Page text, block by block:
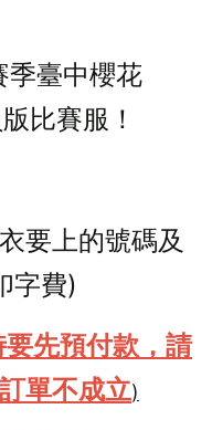
臺中櫻花
比賽服！
要上的號碼及
字費)
先預付款 ，請
單不成立)